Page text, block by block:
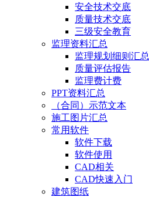
安全技术交底
质量技术交底
三级安全教育
监理资料汇总
监理规划细则汇总
质量评估报告
监理费计费
PPT资料汇总
（合同）示范文本
施工图片汇总
常用软件
软件下载
软件使用
CAD相关
CAD快速入门
建筑图纸